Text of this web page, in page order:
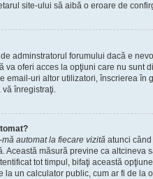
site-ului să aibă o eroare de
adminstratorul forumului dacă e
va oferi acces la opţiuni care nu sunt
email-uri altor utilizatori, înscrierea în
vă înregistraţi.
automat la fiecare vizită atunci
Această măsură previne ca altcineva
tot timpul, bifaţi această
la un calculator public, cum ar fi de la